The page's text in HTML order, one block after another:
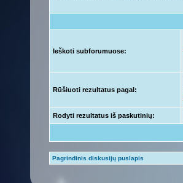
Ieškoti subforumuose:
Rūšiuoti rezultatus pagal:
Rodyti rezultatus iš paskutinių:
Pagrindinis diskusijų puslapis